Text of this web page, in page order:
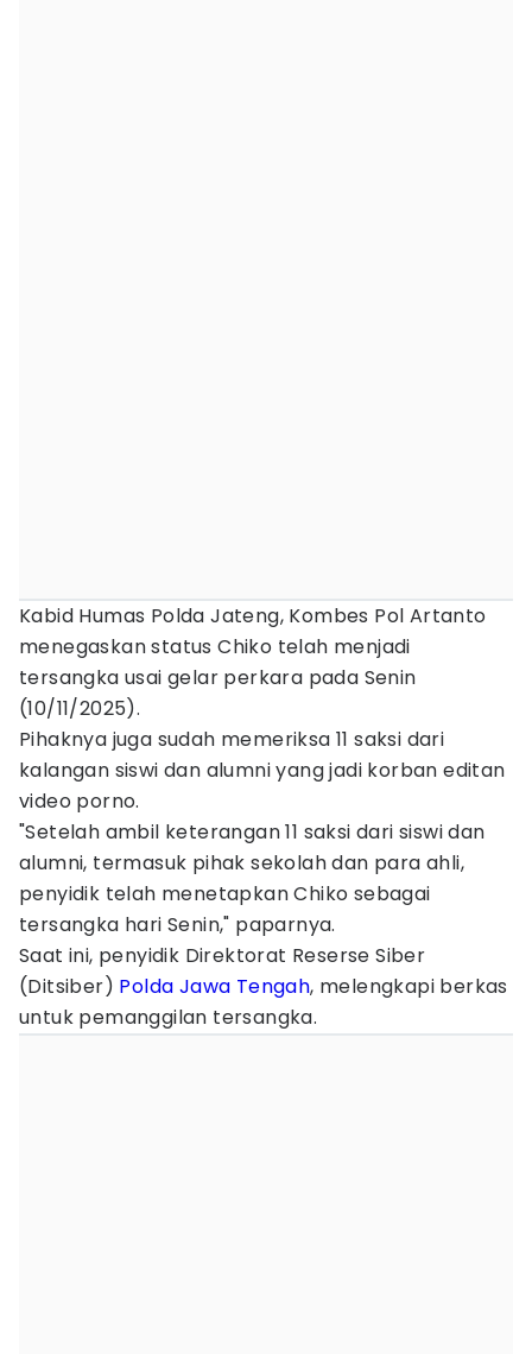
Kabid Humas Polda Jateng, Kombes Pol Artanto
menegaskan status Chiko telah menjadi
tersangka usai gelar perkara pada Senin
(10/11/2025).
Pihaknya juga sudah memeriksa 11 saksi dari
kalangan siswi dan alumni yang jadi korban editan
video porno.
"Setelah ambil keterangan 11 saksi dari siswi dan
alumni, termasuk pihak sekolah dan para ahli,
penyidik telah menetapkan Chiko sebagai
tersangka hari Senin," paparnya.
Saat ini, penyidik Direktorat Reserse Siber
(Ditsiber) Polda Jawa Tengah, melengkapi berkas
untuk pemanggilan tersangka.